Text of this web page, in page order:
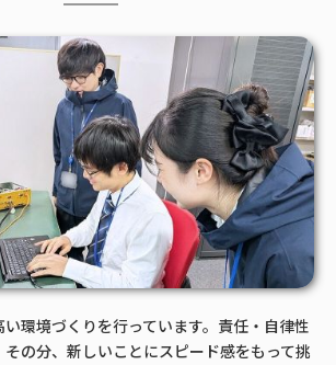
環境づくりを行っています。責任・自律性
の分、新しいことにスピード感をもって挑